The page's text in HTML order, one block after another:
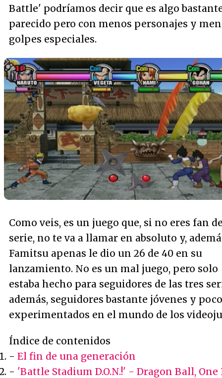
Battle' podríamos decir que es algo
parecido pero con menos personajes y
golpes especiales.
Como veis, es un juego que, si no eres fan
serie, no te va a llamar en absoluto y,
Famitsu apenas le dio un 26 de 40 en su
lanzamiento. No es un mal juego, pero solo
estaba hecho para seguidores de las tres
además, seguidores bastante jóvenes y poco
experimentados en el mundo de los
Índice de contenidos
- El fin de una generación
- 'Battle Stadium D.O.N.!' - Dragon Ball, One